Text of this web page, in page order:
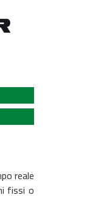
reale
fissi o